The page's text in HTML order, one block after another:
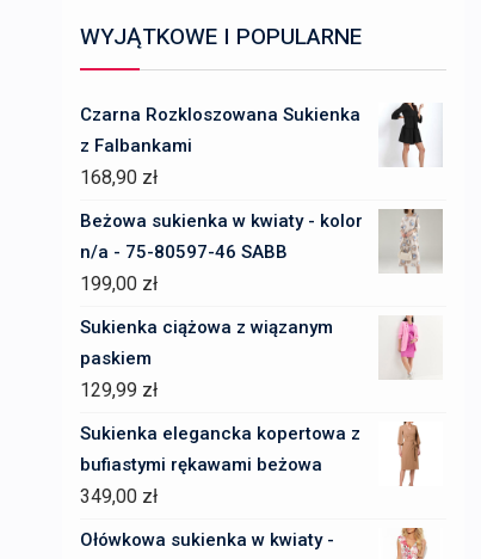
WYJĄTKOWE I POPULARNE
Czarna Rozkloszowana Sukienka
z Falbankami
168,90 zł
Beżowa sukienka w kwiaty - kolor
n/a - 75-80597-46 SABB
199,00 zł
Sukienka ciążowa z wiązanym
paskiem
129,99 zł
Sukienka elegancka kopertowa z
bufiastymi rękawami beżowa
349,00 zł
Ołówkowa sukienka w kwiaty -